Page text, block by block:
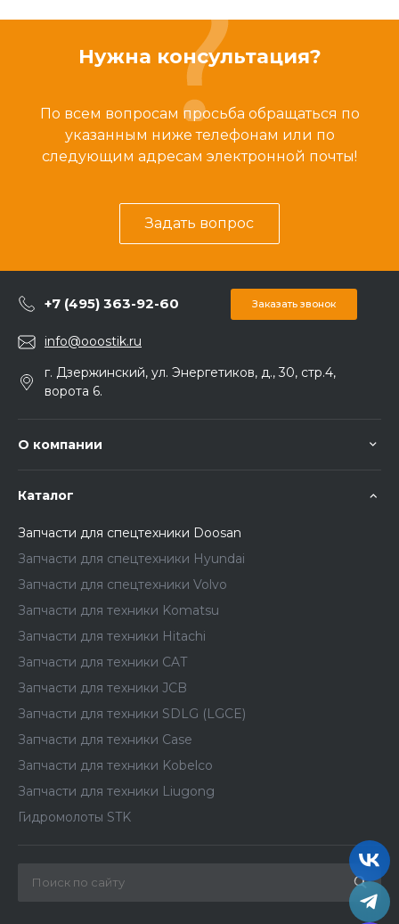
Нужна консультация?
По всем вопросам просьба обращаться по
указанным ниже телефонам или по
следующим адресам электронной почты!
Задать вопрос
+7 (495) 363-92-60 Заказать звонок
info@ooostik.ru
г. Дзержинский, ул. Энергетиков, д., 30, стр.4,
ворота 6.
О компании
Каталог
Запчасти для спецтехники Doosan
Запчасти для спецтехники Hyundai
Запчасти для спецтехники Volvo
Запчасти для техники Komatsu
Запчасти для техники Hitachi
Запчасти для техники CAT
Запчасти для техники JCB
Запчасти для техники SDLG (LGCE)
Запчасти для техники Case
Запчасти для техники Kobelco
Запчасти для техники Liugong
Гидромолоты STK